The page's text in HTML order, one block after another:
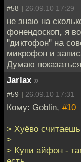
#58 | 26.09.10 17:29
не знаю на
фонендоскоп, я
"диктофон" на
микрофон и
Думаю
Jarlax »
#59 | 26.09.10 17:31
Кому: Goblin, #10
> Хуёво
>
> Купи айфон -